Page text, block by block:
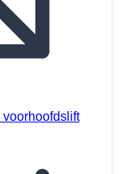
voorhoofdslift